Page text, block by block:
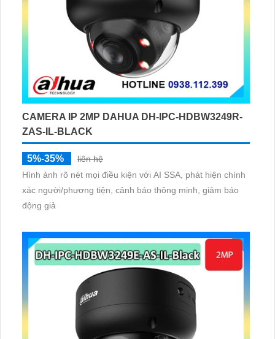
CAMERA IP 2MP DAHUA DH-IPC-HDBW3249R-
ZAS-IL-BLACK
5%-35%
liên hệ
Hình ảnh rõ nét mọi điều kiện với AI SSA, phát hiện chính
xác người/phương tiện, cảnh báo thông minh, giảm báo
động giả